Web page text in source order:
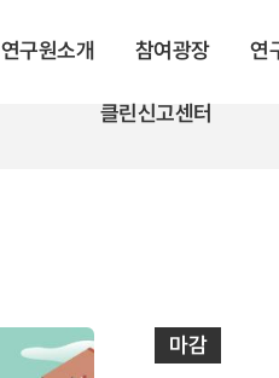
연구원소개 참여광장 연
클린신고센터
마감